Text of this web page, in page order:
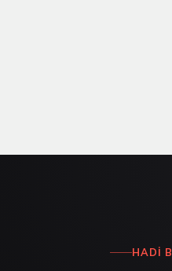
HADI